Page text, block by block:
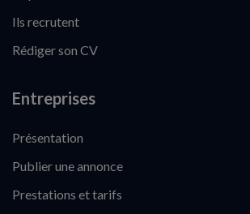
Ils recrutent
Rédiger son CV
Entreprises
Présentation
Publier une annonce
Prestations et tarifs